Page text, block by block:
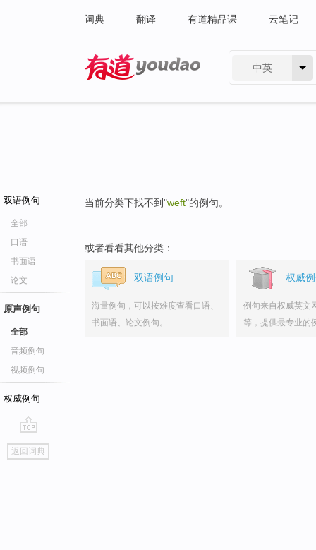
词典 翻译 有道精品课 云笔记
中英
双语例句
全部
口语
书面语
论文
原声例句
全部
音频例句
视频例句
权威例句
go
top
返回词典
当前分类下找不到"weft"的例句。
或者看看其他分类：
双语例句
海量例句，可以按难度查看口语、
书面语、论文例句。
权威
例句来自权威英文
等，提供最专业的